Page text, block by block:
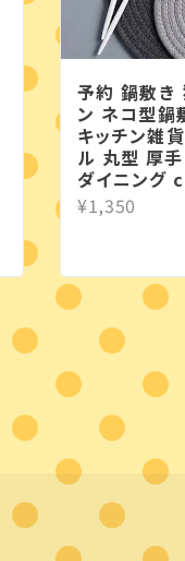
予約 鍋敷き
ン ネコ型鍋
キッチン雑
ル 丸型 厚
ダイニング
¥1,350